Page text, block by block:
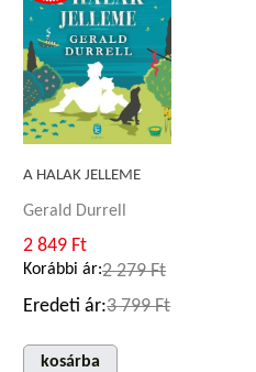
A HALAK JELLEME
Gerald Durrell
2 849 Ft
Korábbi ár:2 279 Ft
Eredeti ár:3 799 Ft
kosárba